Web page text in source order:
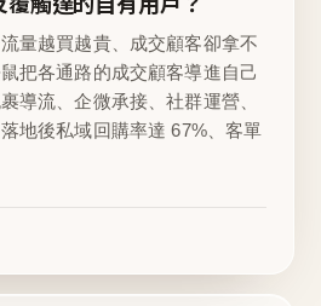
量越買越貴、成交顧客卻拿不
把各通路的成交顧客導進自己
導流、企微承接、社群運營、
地後私域回購率達 67%、客單